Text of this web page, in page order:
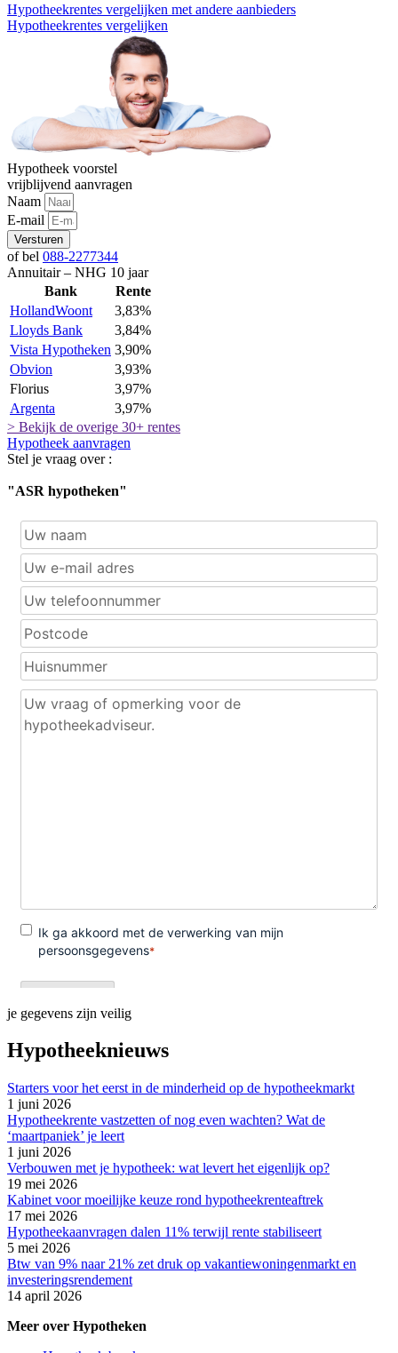
Hypotheekrentes vergelijken met andere aanbieders
Hypotheekrentes vergelijken
Hypotheek voorstel
vrijblijvend aanvragen
Naam
E-mail
Versturen
of bel 088-2277344
Annuitair – NHG 10 jaar
Bank
Rente
HollandWoont
3,83%
Lloyds Bank
3,84%
Vista Hypotheken 3,90%
Obvion
3,93%
Florius
3,97%
Argenta
3,97%
> Bekijk de overige 30+ rentes
Hypotheek aanvragen
Stel je vraag over :
"ASR hypotheken"
je gegevens zijn veilig
Hypotheeknieuws
Starters voor het eerst in de minderheid op de hypotheekmarkt
1 juni 2026
Hypotheekrente vastzetten of nog even wachten? Wat de
‘maartpaniek’ je leert
1 juni 2026
Verbouwen met je hypotheek: wat levert het eigenlijk op?
19 mei 2026
Kabinet voor moeilijke keuze rond hypotheekrenteaftrek
17 mei 2026
Hypotheekaanvragen dalen 11% terwijl rente stabiliseert
5 mei 2026
Btw van 9% naar 21% zet druk op vakantiewoningenmarkt en
investeringsrendement
14 april 2026
Meer over Hypotheken